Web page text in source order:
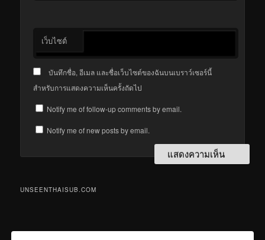
เว็บไซต์
บันทึกชื่อ, อีเมล และชื่อเว็บไซต์ของฉันบนเบราว์เซอร์นี้
สำหรับการแสดงความเห็นครั้งถัดไป
Notify me of follow-up comments by email.
Notify me of new posts by email.
UNSEENTHAISUB.COM